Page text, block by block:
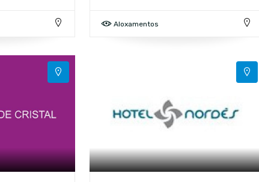
Aloxamentos